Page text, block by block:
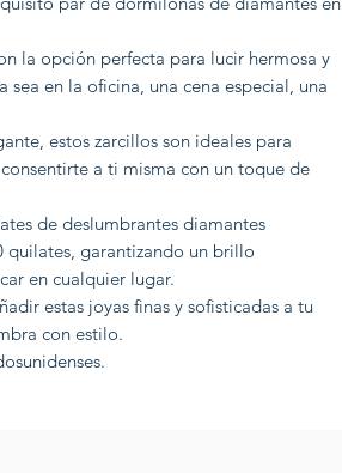
la opción perfecta para lucir hermosa y
sea en la oficina, una cena especial, una
estos zarcillos son ideales para
a ti misma con un toque de
de deslumbrantes diamantes
garantizando un brillo
en cualquier lugar.
estas joyas finas y sofisticadas a tu
con estilo.